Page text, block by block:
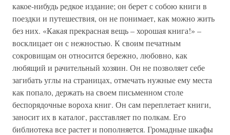
какое-нибудь редкое издание; он берет с собою книги в
поездки и путешествия, он не понимает, как можно жить
без них. «Какая прекрасная вещь – хорошая книга!» –
восклицает он с нежностью. К своим печатным
сокровищам он относится бережно, любовно, как
любящий и рачительный хозяин. Он не позволяет себе
загибать углы на страницах, отмечать нужные ему места
как попало, держать на своем письменном столе
беспорядочные вороха книг. Он сам переплетает книги,
заносит их в каталог, расставляет по полкам. Его
библиотека все растет и пополняется. Громадные шкафы